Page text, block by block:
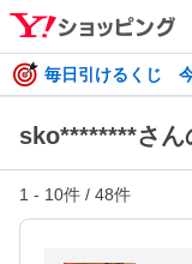
毎日引けるくじ
sko********さん
1 - 10件 / 48件